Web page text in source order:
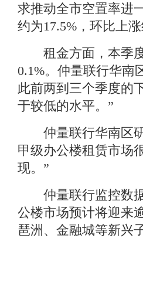
求推动全市空置率进
约为17.5%，环比上涨
租金方面，本季度
0.1%。仲量联行华南
此前两到三个季度的
于较低的水平。”
仲量联行华南区研
甲级办公楼租赁市场
现。”
仲量联行监控数据
公楼市场预计将迎来
琶洲、金融城等新兴